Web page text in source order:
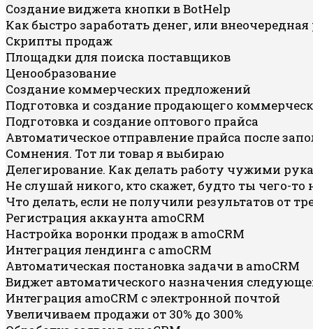
Создание виджета кнопки в BotHelp
Как быстро заработать денег, или
Скрипты продаж
Площадки для поиска поставщиков
Ценообразование
Создание коммерческих предложений
Подготовка и создание продающего
Подготовка и создание оптового прайса
Автоматическое отправление прайса после
Сомнения. Тот ли товар я выбираю
Делегирование. Как делать работу чужими
Не слушай никого, кто скажет, будто ты чего-
Что делать, если не получили результатов от
Регистрация аккаунта amoCRM
Настройка воронки продаж в amoCRM
Интеграция лендинга с amoCRM
Автоматическая постановка задачи в amoCRM
Виджет автоматического назначения
Интеграция amoCRM с электронной почтой
Увеличиваем продажи от 30% до 300%